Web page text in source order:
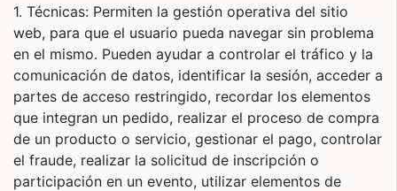
1. Técnicas: Permiten la gestión operativa del sitio
web, para que el usuario pueda navegar sin problema
en el mismo. Pueden ayudar a controlar el tráfico y la
comunicación de datos, identificar la sesión, acceder a
partes de acceso restringido, recordar los elementos
que integran un pedido, realizar el proceso de compra
de un producto o servicio, gestionar el pago, controlar
el fraude, realizar la solicitud de inscripción o
participación en un evento, utilizar elementos de